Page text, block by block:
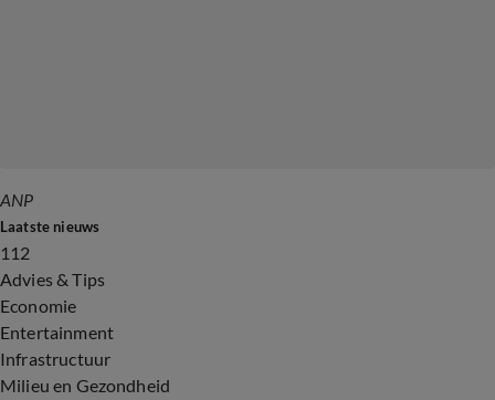
ANP
Laatste nieuws
112
Advies & Tips
Economie
Entertainment
Infrastructuur
Milieu en Gezondheid